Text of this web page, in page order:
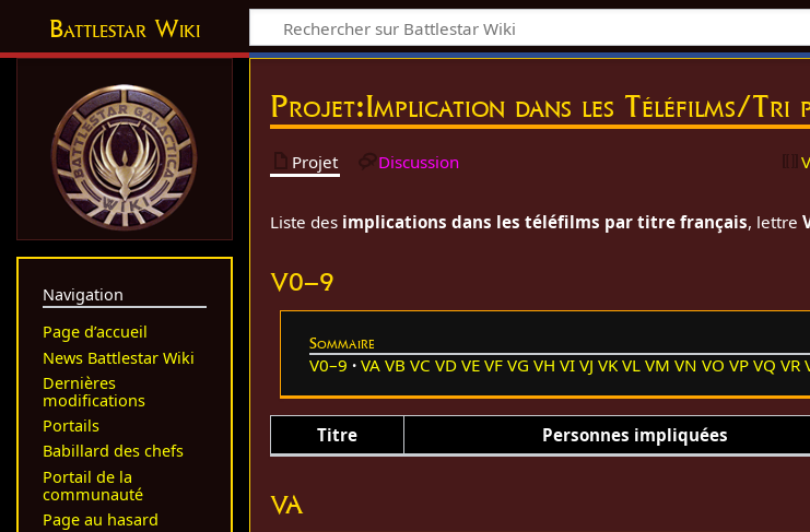
Battlestar Wiki
Projet:Implication dans les Téléfilms/
Projet Discussion
Liste des implications dans les téléfilms par titre français, lettre
V0–9
Sommaire
V0–9 VA VB VC VD VE VF VG VH VI VJ VK VL VM VN VO VP VQ VR
Titre Personnes impliquées
VA
Navigation
Page d’accueil
News Battlestar Wiki
Dernières
modifications
Portails
Babillard des chefs
Portail de la
communauté
Page au hasard